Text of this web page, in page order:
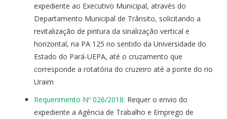
expediente ao Executivo Municipal, através do
Departamento Municipal de Trânsito, solicitando a
revitalização de pintura da sinalização vertical e
horizontal, na PA 125 no sentido da Universidade do
Estado do Pará-UEPA, até o cruzamento que
corresponde a rotatória do cruzeiro até a ponte do rio
Uraim
Requerimento Nº 026/2018: Requer o envio do
expediente a Agência de Trabalho e Emprego de